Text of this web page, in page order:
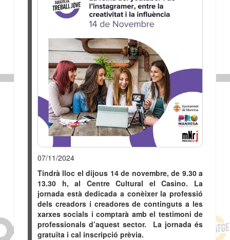
l'instagramer
07/11/2024
Tindrà lloc el dijous 14 de novembre, de 9.30 a
13.30 h, al Centre Cultural el Casino. La
jornada està dedicada a conèixer la professió
dels creadors i creadores de continguts a les
xarxes socials i comptarà amb el testimoni de
professionals d’aquest sector. La jornada és
gratuïta i cal inscripció prèvia.